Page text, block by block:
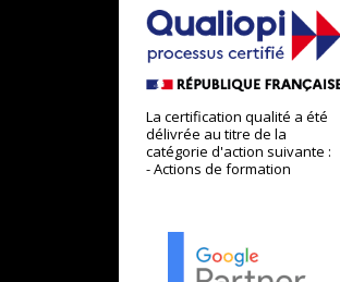
La certification qualité a été
délivrée au titre de la
catégorie d'action suivante :
- Actions de formation